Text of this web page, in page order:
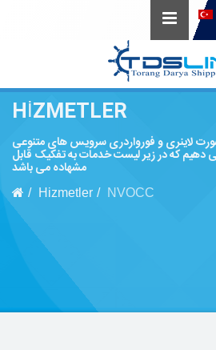
HIZMETLER
لاینری و فورواردری سرویس های متنوعی
دهیم که در زیر لیست خدمات به تفکیک قابل
مشهاده می باشد
Hizmetler NVOCC